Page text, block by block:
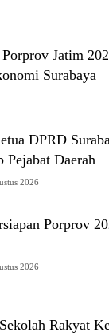
Jatim
Surabaya
DPRD
Pejabat Daerah
2026
Porprov
2026
Rakyat